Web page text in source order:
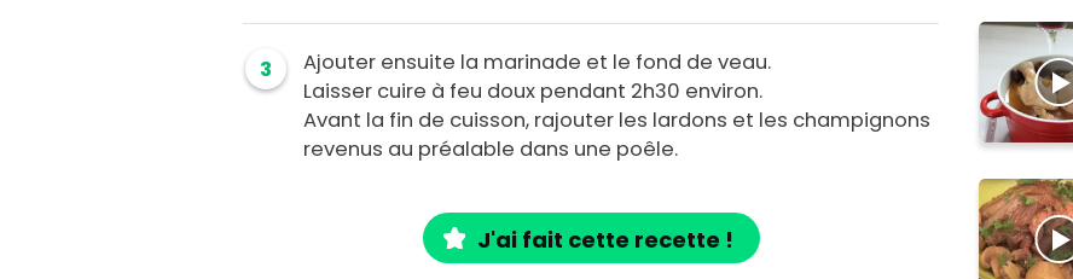
3
Ajouter ensuite la marinade et le fond de veau.
Laisser cuire à feu doux pendant 2h30 environ.
Avant la fin de cuisson, rajouter les lardons et les champignons
revenus au préalable dans une poêle.
J'ai fait cette recette !